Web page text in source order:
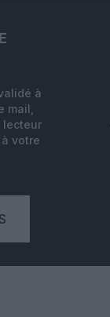
à
mail,
lecteur
votre